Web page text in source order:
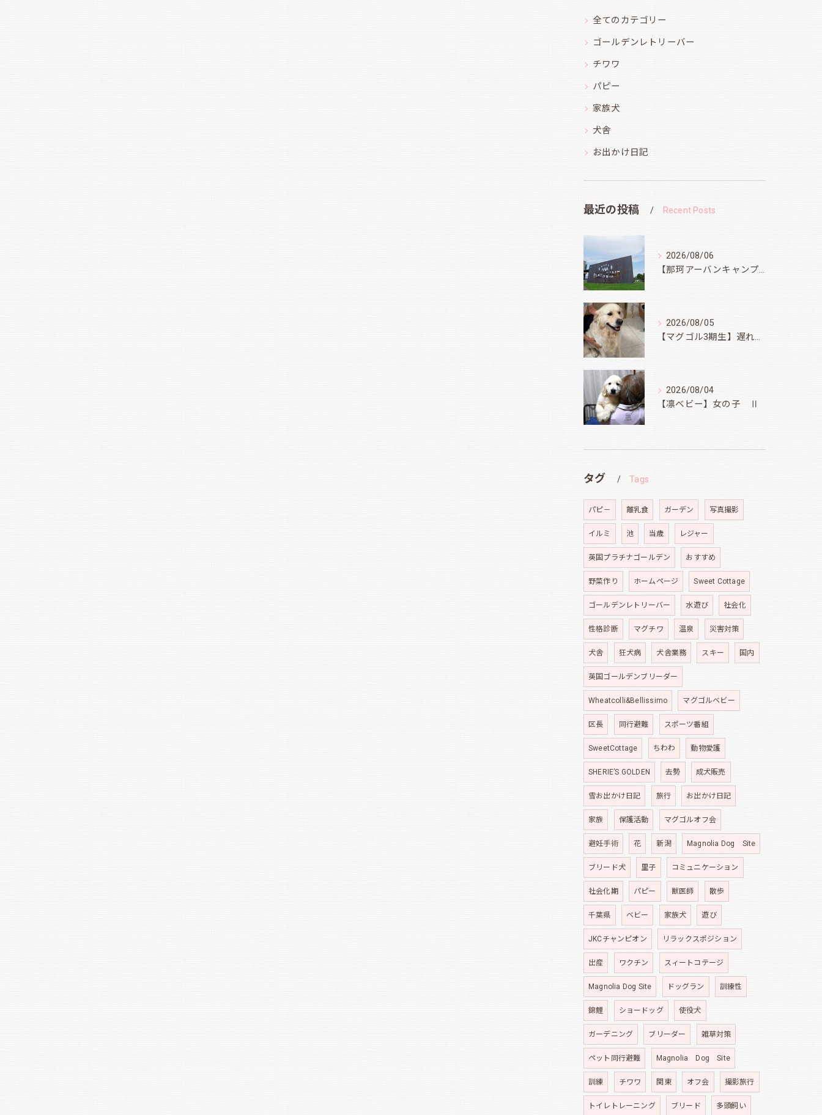
全てのカテゴリー
ゴールデンレトリーバー
チワワ
パピー
家族犬
犬舎
お出かけ日記
最近の投稿 Recent Posts
2026/08/06
【那珂アーバンキャンプフィールド】
2026/08/05
【マグゴル3期生】遅ればせながら
2026/08/04
【凛ベビー】女の子 Ⅱ
タグ Tags
パピ－ 離乳食 ガーデン 写真撮影
イルミ 池 当歳 レジャー
英国プラチナゴールデン おすすめ
野菜作り ホームページ Sweet Cottage
ゴールデンレトリーバー 水遊び 社会化
性格診断 マグチワ 温泉 災害対策
犬舎 狂犬病 犬舎業務 スキー 国内
英国ゴールデンブリーダー
Wheatcolli&Bellissimo マグゴルベビー
区長 同行避難 スポーツ番組
SweetCottage ちわわ 動物愛護
SHERIE’S GOLDEN 去勢 成犬販売
雪お出かけ日記 旅行 お出かけ日記
家族 保護活動 マグゴルオフ会
避妊手術 花 新潟 Magnolia Dog Site
ブリード犬 里子 コミュニケーション
社会化期 パピー 獣医師 散歩
千葉県 ベビー 家族犬 遊び
JKCチャンピオン リラックスポジション
出産 ワクチン スィートコテージ
Magnolia Dog Site ドッグラン 訓練性
錦鯉 ショードッグ 使役犬
ガーデニング ブリーダー 雑草対策
ペット同行避難 Magnolia Dog Site
訓練 チワワ 関東 オフ会 撮影旅行
トイレトレーニング ブリード 多頭飼い